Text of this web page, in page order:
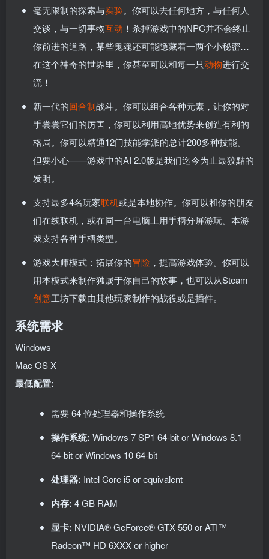
毫无限制的探索与实验。你可以去任何地方，与任何人
交谈，与一切事物互动 ！杀掉游戏中的NPC并不会终止
你前进的道路，某些鬼魂还可能隐藏着一两个小秘密…
在这个神奇的世界里，你甚至可以和每一只动物进行交
流！
新一代的回合制战斗。你可以组合各种元素，让你的对
手尝尝它们的厉害，你可以利用高地优势来创造有利的
格局。你可以精通12门技能学派的总计200多种技能。
但要小心——游戏中的AI 2.0版是我们迄今为止最狡黠的
发明。
支持最多4名玩家联机或是本地协作。你可以和你的朋友
们在线联机，或在同一台电脑上用手柄分屏游玩。本游
戏支持各种手柄类型。
游戏大师模式：拓展你的冒险 ，提高游戏体验。你可以
用本模式来制作独属于你自己的故事，也可以从Steam
创意工坊下载由其他玩家制作的战役或是插件。
系统需求
Windows
Mac OS X
最低配置:
需要 64 位处理器和操作系统
操作系统: Windows 7 SP1 64-bit or Windows 8.1
64-bit or Windows 10 64-bit
处理器: Intel Core i5 or equivalent
内存: 4 GB RAM
显卡: NVIDIA® GeForce® GTX 550 or ATI™
Radeon™ HD 6XXX or higher